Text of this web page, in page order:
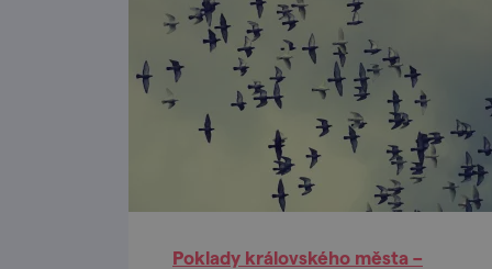
Poklady královského města –